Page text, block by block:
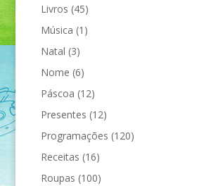
Livros (45)
Música (1)
Natal (3)
Nome (6)
Páscoa (12)
Presentes (12)
Programações (120)
Receitas (16)
Roupas (100)